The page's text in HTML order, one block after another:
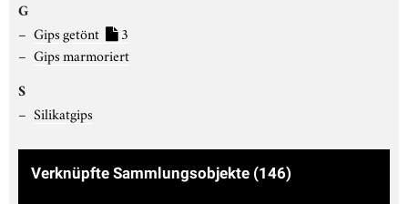
G
Gips getönt
3
Gips marmoriert
S
Silikatgips
Verknüpfte Sammlungsobjekte (146)